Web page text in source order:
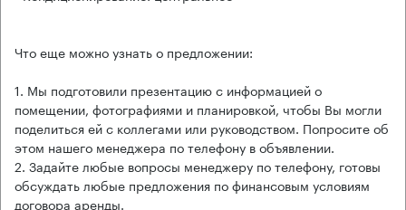
Что еще можно узнать о предложении:
1. Мы подготовили презентацию с информацией о
помещении, фотографиями и планировкой, чтобы Вы могли
поделиться ей с коллегами или руководством. Попросите об
этом нашего менеджера по телефону в объявлении.
2. Задайте любые вопросы менеджеру по телефону, готовы
обсуждать любые предложения по финансовым условиям
договора аренды.